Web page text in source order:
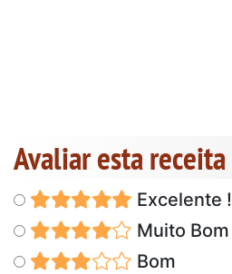
Avaliar esta receita
Excelente !
Muito Bom
Bom